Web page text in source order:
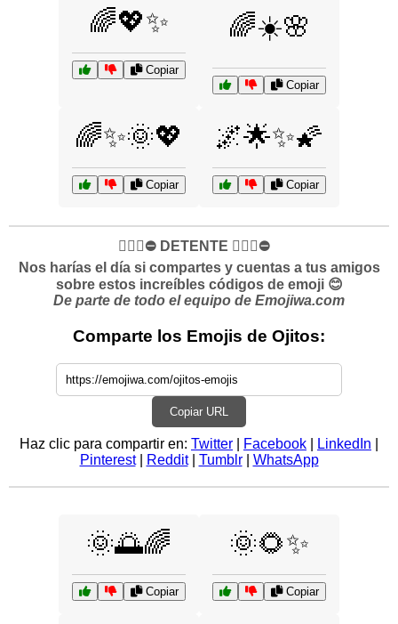
🌈💖✨
Copiar
🌈☀️🌸
Copiar
🌈✨🌞💖
Copiar
🌌🌟✨🌠
Copiar
✋🏻🛑⛔️ DETENTE ✋🏻🛑⛔️
Nos harías el día si compartes y cuentas a tus amigos
sobre estos increíbles códigos de emoji 😊
De parte de todo el equipo de Emojiwa.com
Comparte los Emojis de Ojitos:
Copiar URL
Haz clic para compartir en: Twitter Facebook LinkedIn
Pinterest| Reddit| Tumblr| WhatsApp
🌞🌅🌈
Copiar
🌞🌻✨
Copiar